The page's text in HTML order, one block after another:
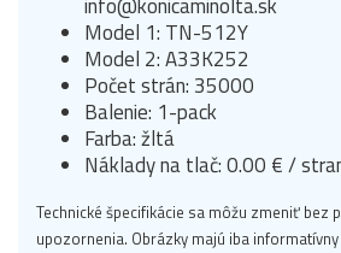
info@konicaminolta.sk
Model 1: TN-512Y
Model 2: A33K252
Počet strán: 35000
Balenie: 1-pack
Farba: žltá
Náklady na tlač: 0.00 € /
Technické špecifikácie sa môžu zmeniť bez
upozornenia. Obrázky majú iba